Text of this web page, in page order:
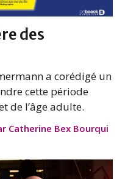
des
a corédigé un
cette période
de l’âge adulte.
Catherine Bex Bourqui